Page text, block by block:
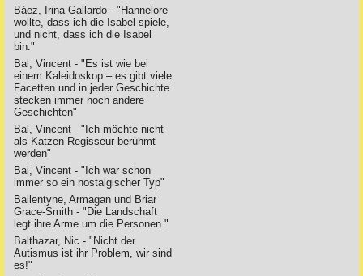
Báez, Irina Gallardo - "Hannelore
wollte, dass ich die Isabel spiele,
und nicht, dass ich die Isabel
bin."
Bal, Vincent - "Es ist wie bei
einem Kaleidoskop – es gibt viele
Facetten und in jeder Geschichte
stecken immer noch andere
Geschichten"
Bal, Vincent - "Ich möchte nicht
als Katzen-Regisseur berühmt
werden"
Bal, Vincent - "Ich war schon
immer so ein nostalgischer Typ"
Ballentyne, Armagan und Briar
Grace-Smith - "Die Landschaft
legt ihre Arme um die Personen."
Balthazar, Nic - "Nicht der
Autismus ist ihr Problem, wir sind
es!"